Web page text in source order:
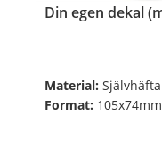
Din egen dekal
Material:
Format: